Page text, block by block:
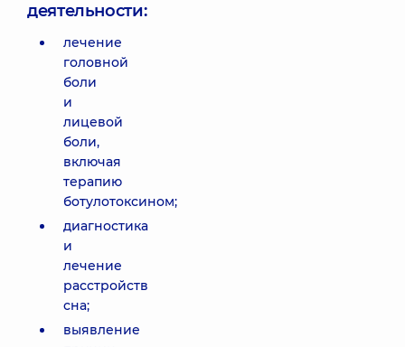
деятельности:
лечение
головной
боли
и
лицевой
боли,
включая
терапию
ботулотоксином;
диагностика
и
лечение
расстройств
сна;
выявление